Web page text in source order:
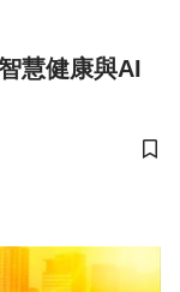
慧健康與AI
儲